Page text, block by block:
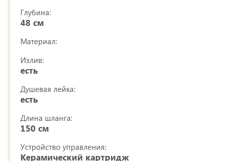
Глубина:
48 см
Материал:
Излив:
есть
Душевая лейка:
есть
Длина шланга:
150 см
Устройство управления:
Керамический картридж